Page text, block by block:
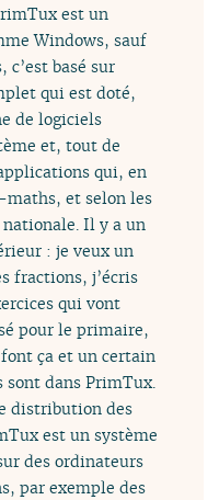
est un
Windows, sauf
c’est basé sur
qui est doté,
de logiciels
et, tout de
qui, en
maths, et selon les
nationale. Il y a un
: je veux un
fractions, j’écris
qui vont
pour le primaire,
ça et un certain
sont dans PrimTux.
distribution des
est un système
des ordinateurs
par exemple des